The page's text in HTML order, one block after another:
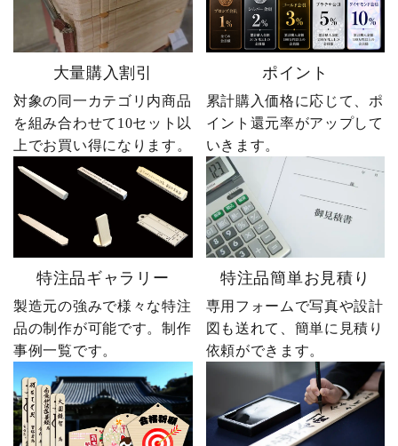
大量購入割引
対象の同一カテゴリ内商品
を組み合わせて10セット以
上でお買い得になります。
ポイント
累計購入価格に応じて、ポ
イント還元率がアップして
いきます。
特注品ギャラリー
製造元の強みで様々な特注
品の制作が可能です。制作
事例一覧です。
特注品簡単お見積り
専用フォームで写真や設計
図も送れて、簡単に見積り
依頼ができます。